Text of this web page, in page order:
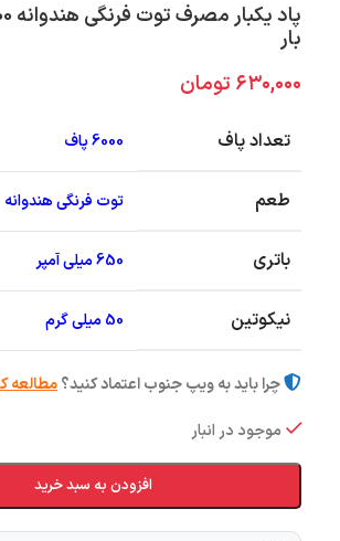
بار
۶۳۰,۰۰۰ تومان
تعداد پاف 6000 پاف
طعم توت فرنگی هندوانه
باتری 650 میلی آمپر
نیکوتین 50 میلی گرم
چرا باید به ویپ جنوب اعتماد کنید؟مطالعه
موجود در انبار
افزودن به سبد خرید